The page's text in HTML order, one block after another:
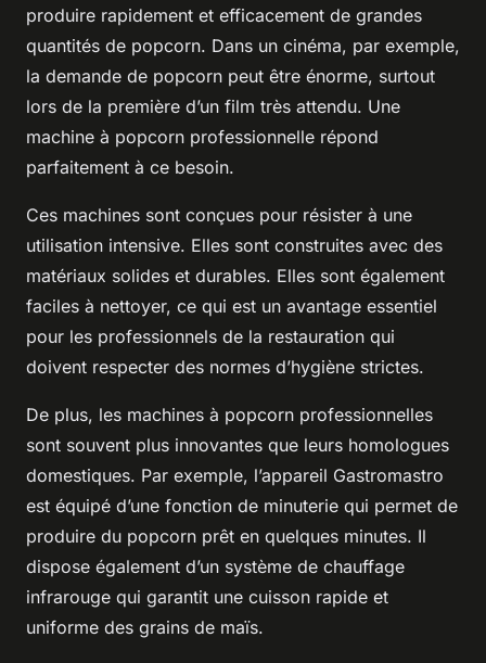
produire rapidement et efficacement de grandes
quantités de popcorn. Dans un cinéma, par exemple,
la demande de popcorn peut être énorme, surtout
lors de la première d’un film très attendu. Une
machine à popcorn professionnelle répond
parfaitement à ce besoin.
Ces machines sont conçues pour résister à une
utilisation intensive. Elles sont construites avec des
matériaux solides et durables. Elles sont également
faciles à nettoyer, ce qui est un avantage essentiel
pour les professionnels de la restauration qui
doivent respecter des normes d’hygiène strictes.
De plus, les machines à popcorn professionnelles
sont souvent plus innovantes que leurs homologues
domestiques. Par exemple, l’appareil Gastromastro
est équipé d’une fonction de minuterie qui permet de
produire du popcorn prêt en quelques minutes. Il
dispose également d’un système de chauffage
infrarouge qui garantit une cuisson rapide et
uniforme des grains de maïs.